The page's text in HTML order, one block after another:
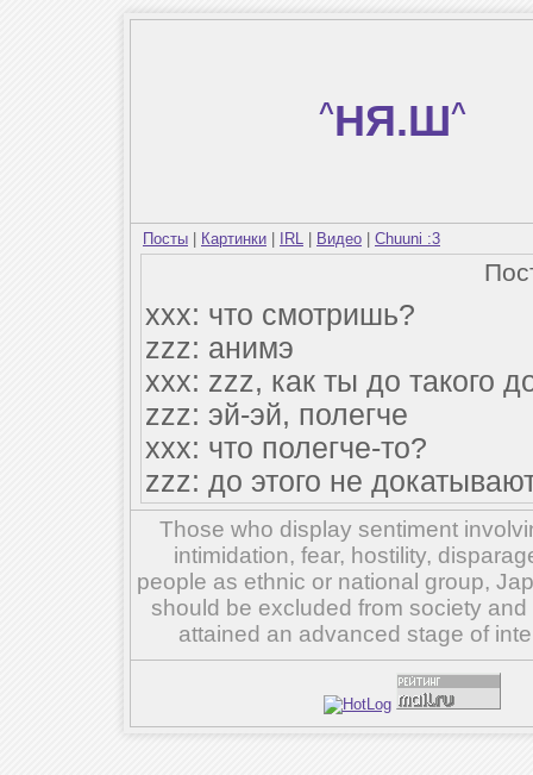
^НЯ.Ш^
Посты Картинки IRL Видео Chuuni :3
xxx: что смотришь?
zzz: анимэ
xxx: zzz, как ты до такого
zzz: эй-эй, полегче
xxx: что полегче-то?
zzz: до этого не
Those who display sentiment
intimidation, fear, hostility,
people as ethnic or national group,
should be excluded from society
attained an advanced stage of